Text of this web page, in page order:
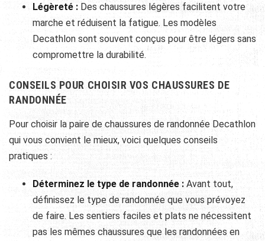
Légèreté : Des chaussures légères facilitent votre
marche et réduisent la fatigue. Les modèles
Decathlon sont souvent conçus pour être légers sans
compromettre la durabilité.
CONSEILS POUR CHOISIR VOS CHAUSSURES DE
RANDONNÉE
Pour choisir la paire de chaussures de randonnée Decathlon
qui vous convient le mieux, voici quelques conseils
pratiques :
Déterminez le type de randonnée : Avant tout,
définissez le type de randonnée que vous prévoyez
de faire. Les sentiers faciles et plats ne nécessitent
pas les mêmes chaussures que les randonnées en